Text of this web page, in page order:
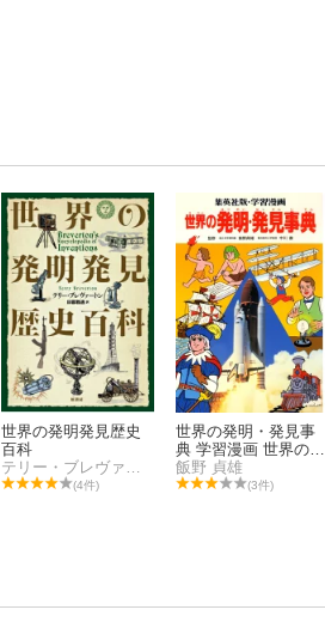
世界の発明発見歴史
百科
(4件)
世界の発明・発見事
典 学習漫画 世界の伝
記 別冊
飯野 貞雄
(3件)